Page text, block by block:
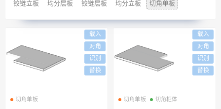
铰链立板 均分层板 铰链层板 均分立板 切角单板
载入
对角
识别
替换
切角单板
载入
对角
识别
替换
切角单板 切角柜体